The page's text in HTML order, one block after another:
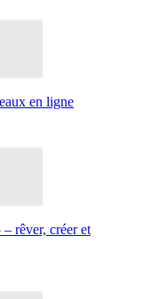
en ligne
rêver, créer et